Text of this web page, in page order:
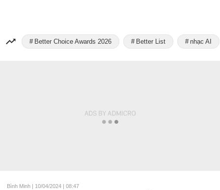
Better Choice Awards 2026 Better List nhạc AI
Bình Minh | 10/04/2024 | 08:47